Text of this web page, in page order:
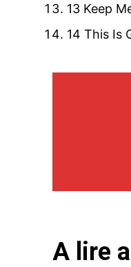
13 Keep
14 This Is
A lire